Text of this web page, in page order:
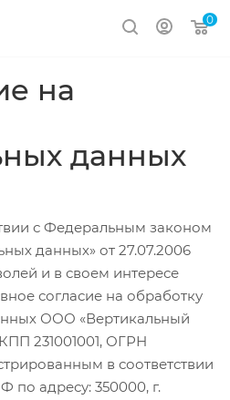
0
на
данных
с Федеральным законом
данных» от 27.07.2006
и в своем интересе
согласие на обработку
ООО «Вертикальный
231001001, ОГРН
в соответствии
по адресу: 350000, г.